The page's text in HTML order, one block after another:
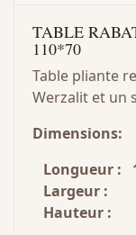
TABLE
110*70
Table pliante
Werzalit et un
Dimensions:
Longueur :
Largeur :
Hauteur :